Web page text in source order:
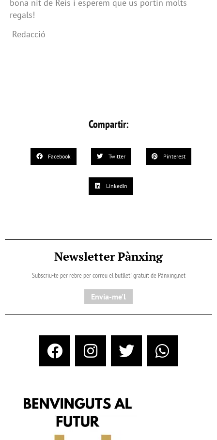
bona nit de Reis i esperem que us portin molts
regals!
Redacció
Compartir:
Facebook Twitter Pinterest
LinkedIn
Newsletter Pànxing
Subscriu-te per rebre per correu el butlletí gratuït de Pànxing.net​
Envia-me'l